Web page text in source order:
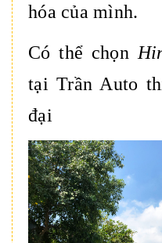
hóa của mình.
Có thể chọn
tại Trần Auto
đại